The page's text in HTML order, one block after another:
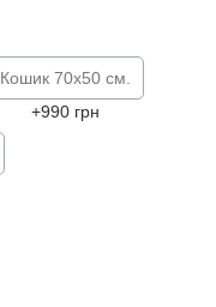
Кошик 70х50 см.
+990 грн